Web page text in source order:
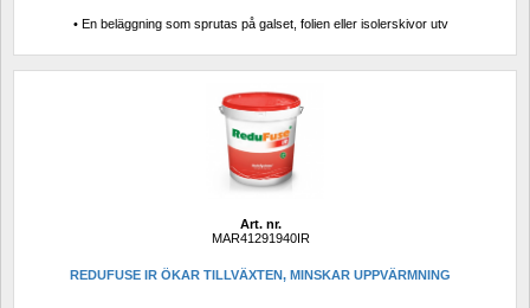
• En beläggning som sprutas på galset, folien eller isolerskivor utv
Art. nr.
MAR41291940IR
REDUFUSE IR ÖKAR TILLVÄXTEN, MINSKAR UPPVÄRMNING